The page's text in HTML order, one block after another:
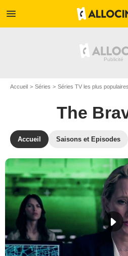
menu
Accueil Séries Séries TV les plus populaires
The
Accueil Saisons et Episodes